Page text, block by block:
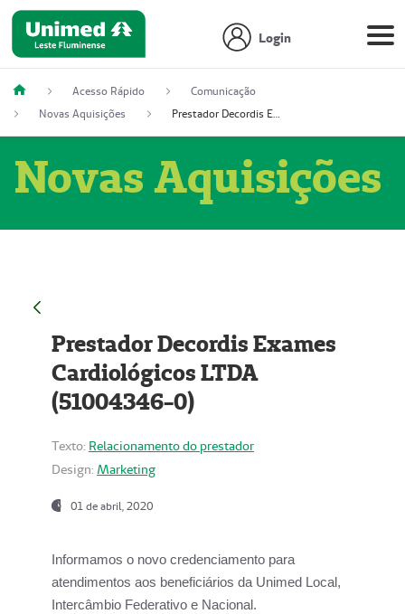
Login
Acesso Rápido
Comunicação
Novas Aquisições
Prestador Decordis Exames Cardiológicos LTDA (51004346-0)
Novas Aquisições
Prestador Decordis Exames
Cardiológicos LTDA
(51004346-0)
Texto: Relacionamento do prestador
Design: Marketing
01 de abril, 2020
Informamos o novo credenciamento para
atendimentos aos beneficiários da Unimed Local,
Intercâmbio Federativo e Nacional.